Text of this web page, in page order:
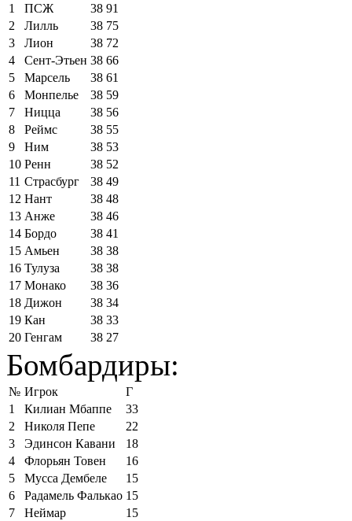
1
ПСЖ 38 91
2
Лилль 38 75
3
Лион 38 72
4
Сент-Этьен 38 66
5
Марсель 38 61
6
Монпелье 38 59
7
Ницца 38 56
8
Реймс 38 55
9
Ним 38 53
10 Ренн 38 52
11 Страсбург 38 49
12 Нант 38 48
13 Анже 38 46
14 Бордо 38 41
15 Амьен 38 38
16 Тулуза 38 38
17 Монако 38 36
18 Дижон 38 34
19 Кан 38 33
20 Генгам 38 27
Бомбардиры:
№ Игрок
Г
1
Килиан Мбаппе
33
2
Николя Пепе
22
3
Эдинсон Кавани
18
4
Флорьян Товен
16
5
Мусса Дембеле
15
6
Радамель Фалькао 15
7
Неймар
15